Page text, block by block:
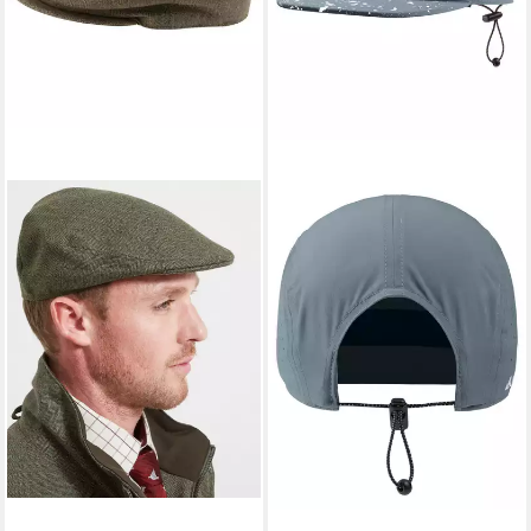
Baseball Cap Scopi Cap
35,00 €
leider ausverkauft